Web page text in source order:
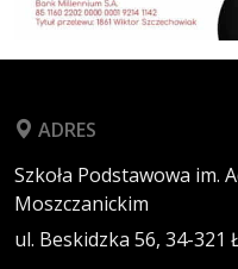
ADRES
Szkoła Podstawowa im.
Moszczanickim
ul. Beskidzka 56, 34-321